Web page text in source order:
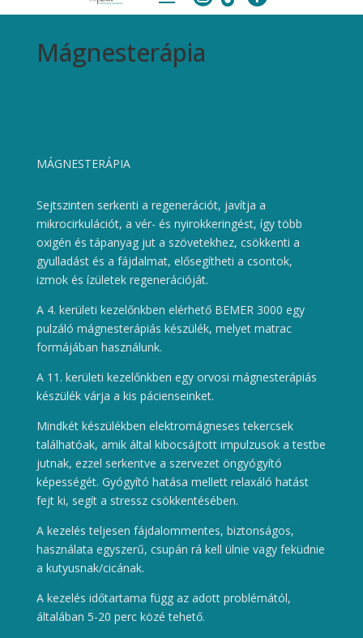
Mágnesterápia
MÁGNESTERÁPIA
Sejtszinten serkenti a regenerációt, javítja a
mikrocirkulációt, a vér- és nyirokkeringést, így több
oxigén és tápanyag jut a szövetekhez, csökkenti a
gyulladást és a fájdalmat, elősegítheti a csontok,
izmok és ízületek regenerációját.
A 4. kerületi kezelőnkben elérhető BEMER 3000 egy
pulzáló mágnesterápiás készülék, melyet matrac
formájában használunk.
A 11. kerületi kezelőnkben egy orvosi mágnesterápiás
készülék várja a kis pácienseinket.
Mindkét készülékben elektromágneses tekercsek
találhatóak, amik által kibocsájtott impulzusok a testbe
jutnak, ezzel serkentve a szervezet öngyógyító
képességét. Gyógyító hatása mellett relaxáló hatást
fejt ki, segít a stressz csökkentésében.
A kezelés teljesen fájdalommentes, biztonságos,
használata egyszerű, csupán rá kell ülnie vagy feküdnie
a kutyusnak/cicának.
A kezelés időtartama függ az adott problémától,
általában 5-20 perc közé tehető.